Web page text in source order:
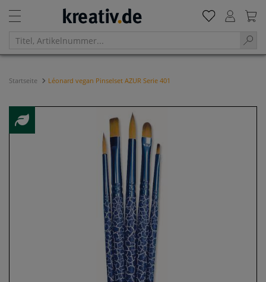
Startseite Léonard vegan Pinselset AZUR Serie 401